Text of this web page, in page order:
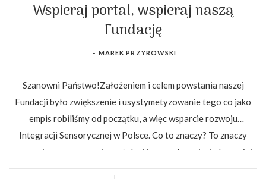
Wspieraj portal, wspieraj naszą
Fundację
- MAREK PRZYROWSKI
Szanowni Państwo!Założeniem i celem powstania naszej
Fundacji było zwiększenie i usystymetyzowanie tego co jako
empis robiliśmy od początku, a więc wsparcie rozwoju
Integracji Sensorycznej w Polsce. Co to znaczy? To znaczy
wsparcie propagowania rzetelnej i sprawdzonej wiedzy na jej
temat,…